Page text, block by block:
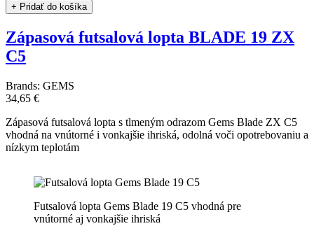
+ Pridať do košíka
Zápasová futsalová lopta BLADE 19 ZX
C5
Brands: GEMS
34,65 €
Zápasová futsalová lopta s tlmeným odrazom Gems Blade ZX C5
vhodná na vnútorné i vonkajšie ihriská, odolná voči opotrebovaniu a
nízkym teplotám
Futsalová lopta Gems Blade 19 C5 vhodná pre
vnútorné aj vonkajšie ihriská